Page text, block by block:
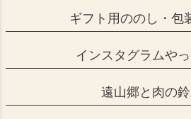
ギフト用ののし・包
インスタグラムやっ
遠山郷と肉の